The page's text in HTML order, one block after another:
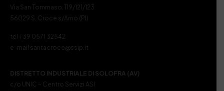
Via San Tommaso, 119/121/123
56029 S. Croce s/Arno (PI)
tel +39 0571 32542
e-mail santacroce@ssip.it
DISTRETTO INDUSTRIALE DI SOLOFRA (AV)
c/o UNIC – Centro Servizi ASI